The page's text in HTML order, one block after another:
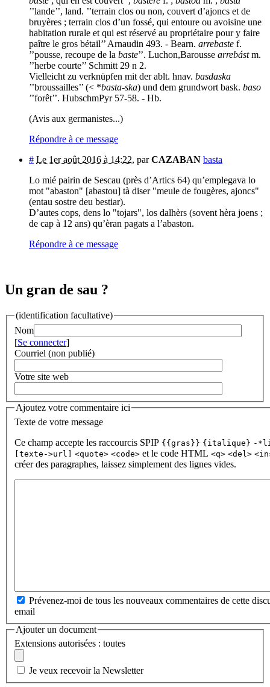
’’lande’’, land. ’’terrain clos ou non, couvert d’ajoncs et de
bruyères ; terrain clos d’un fossé, qui entoure ou avoisine une
habitation rurale et qui est réservé au propriétaire pour y faire
paître le gros bétail’’ Arnaudin 493. - Bearn. arrebaste f.
’’pousse, recoupe de la baste’’. Luchon,Barousse arrebástm.
’’herbe courte’’ Schmitt 29 n 2.
Vielleicht zu verknüpfen mit der ablt. hnav. basdaska
’’broussailles’’ (< *basta-ska) und dem grundwort bask. baso
’’forêt’’. HubschmPyr 57-58. - Hb.
(Avis aux germanistes...)
Répondre à ce message
# Le 1er août 2016 à 14:22, parCAZABAN basta
Lo mié pairin de Sescau (près d’Artics 64) qu’emplegava lo
mot "abaston" [abastou] tà diser "meule de fougères, ajoncs"
(entau sostre deu bestiar).
D’autes cops, dens lo "tojars", los dalhèrs (sovent hèra joens ;
de cap à 12 ans) qu’èran pagats a l’abaston.
Répondre à ce message
Un gran de sau ?
(identification facultative)
Nom
[Se connecter]
Courriel (non publié)
Votre site web
Ajoutez votre commentaire ici
Texte de votre message
Ce champ accepte les raccourcis SPIP {{gras}} {italique} -
[texte->url] <quote> <code> et le code HTML <q> <del>
créer des paragraphes, laissez simplement des lignes vides.
Prévenez-moi de tous les nouveaux commentaires de cette
email
Ajouter un document
Extensions autorisées : toutes
Je veux recevoir la Newsletter